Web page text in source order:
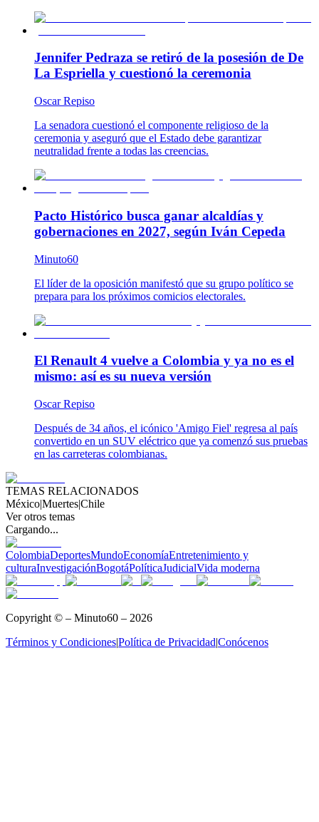
Jennifer Pedraza se retiró de la posesión de De
La Espriella y cuestionó la ceremonia
Oscar Repiso
La senadora cuestionó el componente religioso de la
ceremonia y aseguró que el Estado debe garantizar
neutralidad frente a todas las creencias.
Pacto Histórico busca ganar alcaldías y
gobernaciones en 2027, según Iván Cepeda
Minuto60
El líder de la oposición manifestó que su grupo político se
prepara para los próximos comicios electorales.
El Renault 4 vuelve a Colombia y ya no es el
mismo: así es su nueva versión
Oscar Repiso
Después de 34 años, el icónico 'Amigo Fiel' regresa al país
convertido en un SUV eléctrico que ya comenzó sus pruebas
en las carreteras colombianas.
TEMAS RELACIONADOS
México|Muertes|Chile
Ver otros temas
Cargando...
ColombiaDeportesMundoEconomíaEntretenimiento y
culturaInvestigaciónBogotáPolíticaJudicialVida moderna
Copyright © – Minuto60 – 2026
Términos y Condiciones|Política de Privacidad|Conócenos